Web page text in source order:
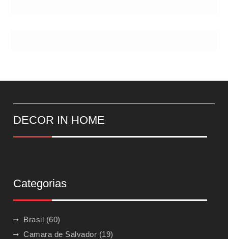
DECOR IN HOME
Categorias
Brasil (60)
Camara de Salvador (19)